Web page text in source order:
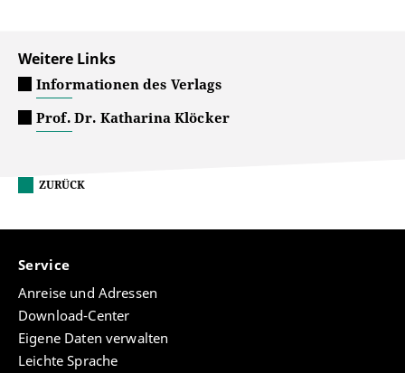
Weitere Links
Informationen des Verlags
Prof. Dr. Katharina Klöcker
ZURÜCK
Service
Anreise und Adressen
Download-Center
Eigene Daten verwalten
Leichte Sprache